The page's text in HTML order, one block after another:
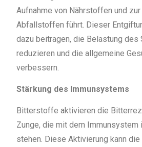
Aufnahme von Nährstoffen und
Abfallstoffen führt. Dieser
dazu beitragen, die Belastung
reduzieren und die allgemeine
verbessern.
Stärkung des Immunsystems
Bitterstoffe aktivieren die
Zunge, die mit dem Immunsystem
stehen. Diese Aktivierung kann